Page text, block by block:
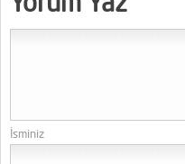
İsminiz